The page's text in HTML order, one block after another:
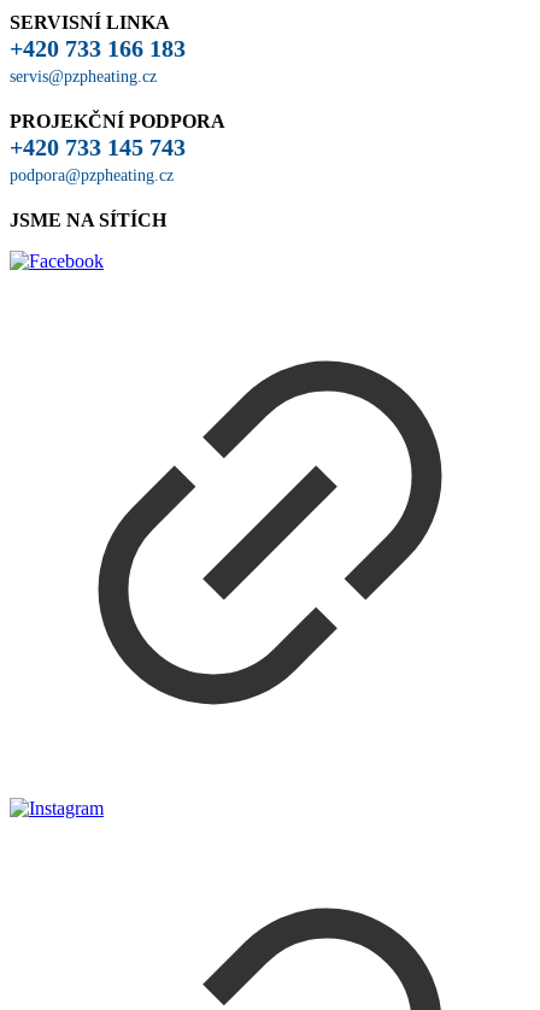
SERVISNÍ LINKA
+420 733 166 183
servis@pzpheating.cz
PROJEKČNÍ PODPORA
+420 733 145 743
podpora@pzpheating.cz
JSME NA SÍTÍCH